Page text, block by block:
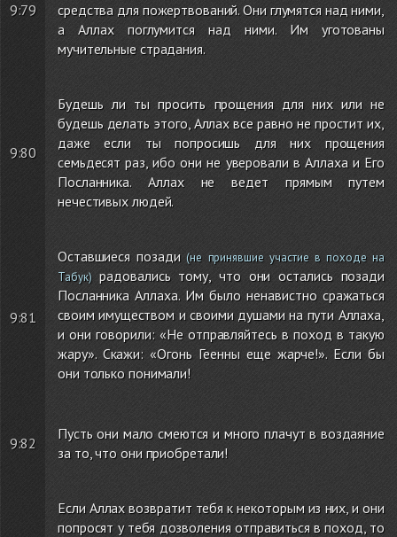
9:79
средства для пожертвований. Они глумятся над ними,
а Аллах поглумится над ними. Им уготованы
мучительные страдания.
9:80
Будешь ли ты просить прощения для них или не
будешь делать этого, Аллах все равно не простит их,
даже если ты попросишь для них прощения
семьдесят раз, ибо они не уверовали в Аллаха и Его
Посланника. Аллах не ведет прямым путем
нечестивых людей.
9:81
Оставшиеся позади(не принявшие участие в походе на
Табук)радовались тому, что они остались позади
Посланника Аллаха. Им было ненавистно сражаться
своим имуществом и своими душами на пути Аллаха,
и они говорили: «Не отправляйтесь в поход в такую
жару». Скажи: «Огонь Геенны еще жарче!». Если бы
они только понимали!
9:82
Пусть они мало смеются и много плачут в воздаяние
за то, что они приобретали!
Если Аллах возвратит тебя к некоторым из них, и они
попросят у тебя дозволения отправиться в поход, то